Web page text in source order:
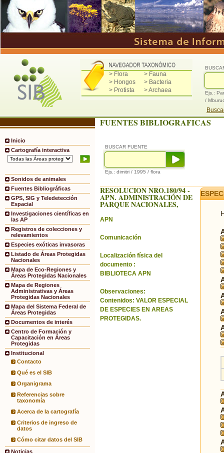
> Flora
> Fauna
> Hongos
> Bacteria
> Protista
> Archaea
Ejs.:
/
Inicio
Cartografía interactiva
Sonidos de animales
Fuentes Bibliográficas
GPS, SIG y Teledetección
Espacial
Investigaciones científicas en
las AP
Registros de colecciones y
relevamientos
Especies exóticas invasoras
Listado de Áreas Protegidas
Nacionales
Mapa de Eco-Regiones y
Áreas Protegidas Nacionales
Mapa de Regiones
Administrativas y Áreas
Protegidas Nacionales
Mapa del Sistema Federal de
Áreas Protegidas
Documentos de interés
Centro de Formación y
Capacitación en Áreas
Protegidas
Institucional
Contacto
Qué es el SIB
Organigrama
Referencias sobre
taxonomía
Acerca de la cartografía
Criterios de ingreso de
datos
Cómo citar datos del SIB
Noticias
FUENTES BIBLIOGRAFICAS
BUSCAR FUENTE
Ejs.: dimitri / 1995 / flora
RESOLUCION NRO.180/94 -
APN. ADMINISTRACIÓN DE
PARQUE NACIONALES,
APN
Comunicación
Localización física del
documento :
BIBLIOTECA APN
Observaciones:
Contenidos: VALOR ESPECIAL
DE ESPECIES EN AREAS
PROTEGIDAS.